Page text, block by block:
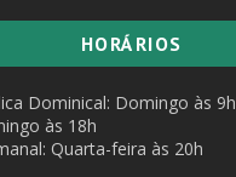
HORÁRIOS
Dominical: Domingo às 9h
às 18h
Quarta-feira às 20h